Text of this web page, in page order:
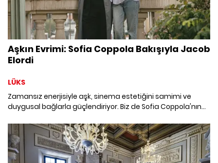
Aşkın Evrimi: Sofia Coppola Bakışıyla Jacob
Elordi
LÜKS
Zamansız enerjisiyle aşk, sinema estetiğini samimi ve
duygusal bağlarla güçlendiriyor. Biz de Sofia Coppola'nın
getiren bir açıda, şehrin ruhunu ve insan ilişkilerinin inceliğini
keşfeden bir yolculuğa çıkıyoruz.